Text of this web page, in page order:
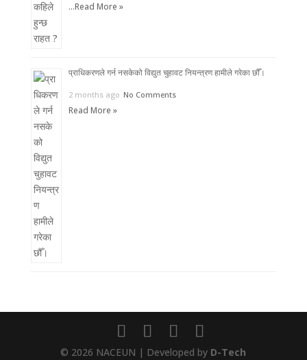
…Read More »
प्राधिकरणले गर्न नसकेको विद्युत चुहावट नियन्त्रण हामीले गरेका छौँ।
2 months ago No Comments
Read More »
© 2026 NACEUN | Developed by D-Tech